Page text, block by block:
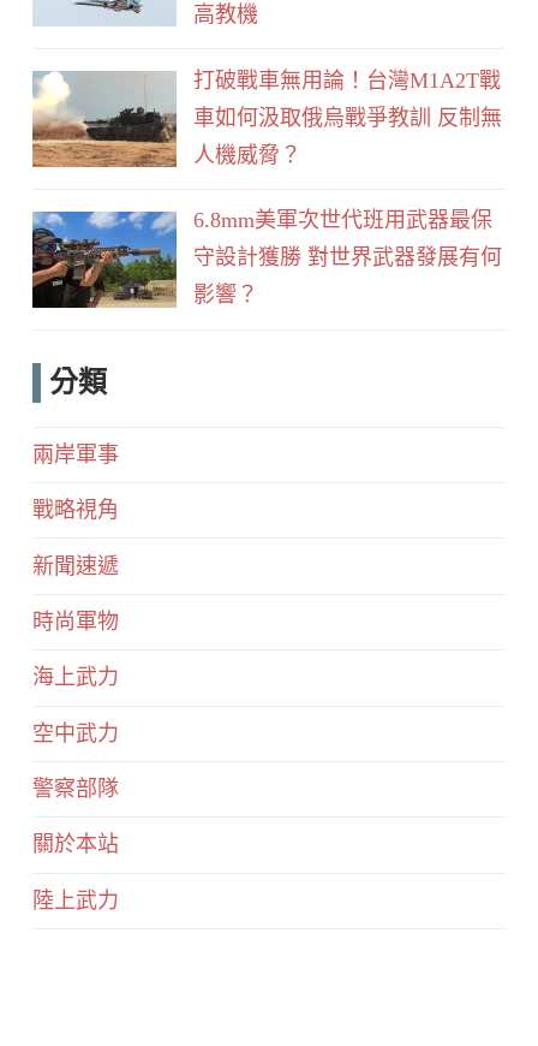
高教機
打破戰車無用論！台灣M1A2T戰
車如何汲取俄烏戰爭教訓 反制無
人機威脅？
6.8mm美軍次世代班用武器最保
守設計獲勝 對世界武器發展有何
影響？
分類
兩岸軍事
戰略視角
新聞速遞
時尚軍物
海上武力
空中武力
警察部隊
關於本站
陸上武力